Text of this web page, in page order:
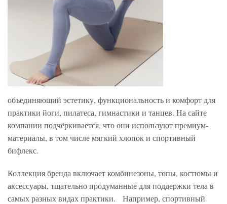
объединяющий эстетику, функциональность и комфорт для
практики йоги, пилатеса, гимнастики и танцев. На сайте
компании подчёркивается, что они используют премиум-
материалы, в том числе мягкий хлопок и спортивный
бифлекс.
Коллекция бренда включает комбинезоны, топы, костюмы и
аксессуары, тщательно продуманные для поддержки тела в
самых разных видах практики. Например, спортивный